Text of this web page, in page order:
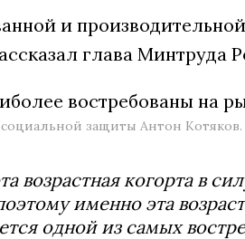
и
глава Минтруда
защиты Антон
возрастная когорта в
именно эта
одной из самых